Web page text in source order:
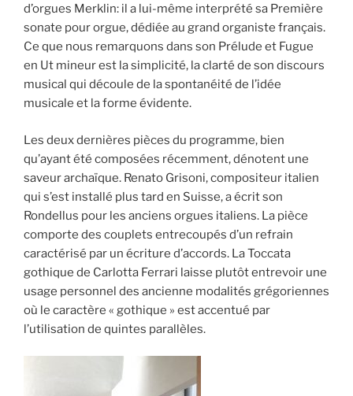
d’orgues Merklin: il a lui-même interprété sa Première
sonate pour orgue, dédiée au grand organiste français.
Ce que nous remarquons dans son Prélude et Fugue
en Ut mineur est la simplicité, la clarté de son discours
musical qui découle de la spontanéité de l’idée
musicale et la forme évidente.
Les deux dernières pièces du programme, bien
qu’ayant été composées récemment, dénotent une
saveur archaïque. Renato Grisoni, compositeur italien
qui s’est installé plus tard en Suisse, a écrit son
Rondellus pour les anciens orgues italiens. La pièce
comporte des couplets entrecoupés d’un refrain
caractérisé par un écriture d’accords. La Toccata
gothique de Carlotta Ferrari laisse plutôt entrevoir une
usage personnel des ancienne modalités grégoriennes
où le caractère « gothique » est accentué par
l’utilisation de quintes parallèles.